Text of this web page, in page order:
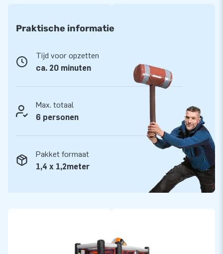
Alle stormbaanelementen worden compleet
Dit mega stormbanenassortiment is vakkundig opgebouwd
met de hoogste kwaliteit materialen. De hoogglans pvc-
doeken zijn makkelijk schoon te houden en geschikt voor
veel gebruikers. In samenwerking met het Keurmerk instituut
uit Zoetermeer zijn alle modulaire stormbaanelementen
gekeurd en gecertificeerd. We leveren ze inclusief blowers,
verankeringsmateriaal, een transportzak en een duidelijke
handleiding. Zo heb je alles compleet voor een mooie
beleving!
Koop dit unieke stormbaanelement Tunnel Twister en bezorg
In de ruim 15 jaar dat we bestaan hebben we meer dan
Praktische informatie
Tijd voor opzetten
ca. 20 minuten
Max. totaal
6 personen
Pakket formaat
1,4 x 1,2meter